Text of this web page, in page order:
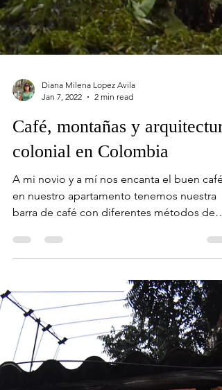
Diana Milena Lopez Avila
Café, montañas y arquitectura
colonial en Colombia
A mi novio y a mí nos encanta el buen café,
en nuestro apartamento tenemos nuestra
barra de café con diferentes métodos de
preparación...